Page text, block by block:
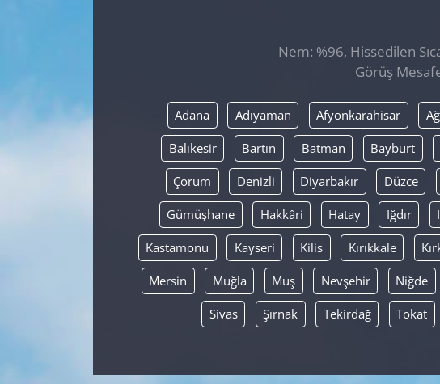
Nem: %96, Hissedilen
Görüş
Adana Adıyaman Afyonkarahisar
Balıkesir Bartın Batman Bayburt
Çorum Denizli Diyarbakır Düzce
Gümüşhane Hakkâri Hatay Iğdır
Kastamonu Kayseri Kilis Kırıkkale
Mersin Muğla Muş Nevşehir Niğde
Sivas Şırnak Tekirdağ Tokat